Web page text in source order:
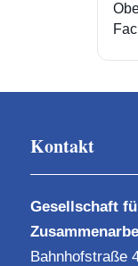
Kontakt
Gesellschaft
Bahnhofstraße